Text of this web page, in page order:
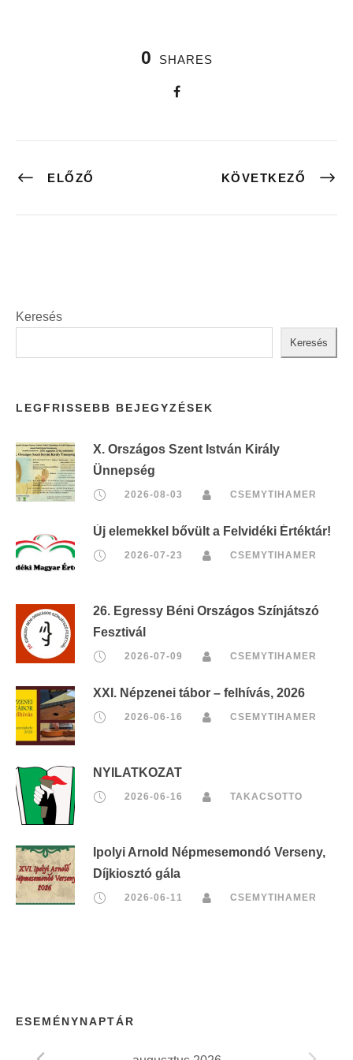
0 SHARES
ELŐZŐ KÖVETKEZŐ
Keresés
Keresés
LEGFRISSEBB BEJEGYZÉSEK
X. Országos Szent István Király
Ünnepség
2026-08-03 CSEMYTIHAMER
Új elemekkel bővült a Felvidéki Értéktár!
2026-07-23 CSEMYTIHAMER
26. Egressy Béni Országos Színjátszó
Fesztivál
2026-07-09 CSEMYTIHAMER
XXI. Népzenei tábor – felhívás, 2026
2026-06-16 CSEMYTIHAMER
NYILATKOZAT
2026-06-16 TAKACSOTTO
Ipolyi Arnold Népmesemondó Verseny,
Díjkiosztó gála
2026-06-11 CSEMYTIHAMER
ESEMÉNYNAPTÁR